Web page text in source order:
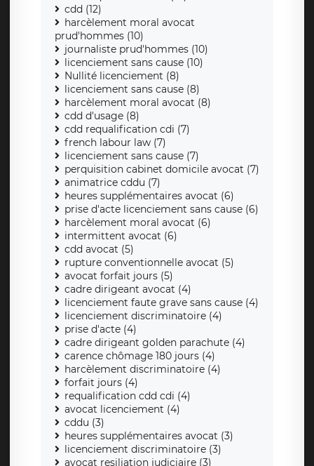
cdd (12)
harcèlement moral avocat
prud'hommes (10)
journaliste prud'hommes (10)
licenciement sans cause (10)
Nullité licenciement (8)
licenciement sans cause (8)
harcèlement moral avocat (8)
cdd d'usage (8)
cdd requalification cdi (7)
french labour law (7)
licenciement sans cause (7)
perquisition cabinet domicile avocat (7)
animatrice cddu (7)
heures supplémentaires avocat (6)
prise d'acte licenciement sans cause (6)
harcèlement moral avocat (6)
intermittent avocat (6)
cdd avocat (5)
rupture conventionnelle avocat (5)
avocat forfait jours (5)
cadre dirigeant avocat (4)
licenciement faute grave sans cause (4)
licenciement discriminatoire (4)
prise d'acte (4)
cadre dirigeant golden parachute (4)
carence chômage 180 jours (4)
harcèlement discriminatoire (4)
forfait jours (4)
requalification cdd cdi (4)
avocat licenciement (4)
cddu (3)
heures supplémentaires avocat (3)
licenciement discriminatoire (3)
avocat resiliation judiciaire (3)